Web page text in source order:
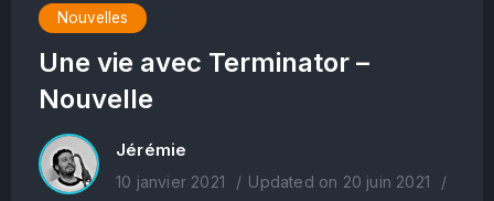
Nouvelles
Une vie avec Terminator –
Nouvelle
Jérémie
10 janvier 2021
Updated on 20 juin 2021